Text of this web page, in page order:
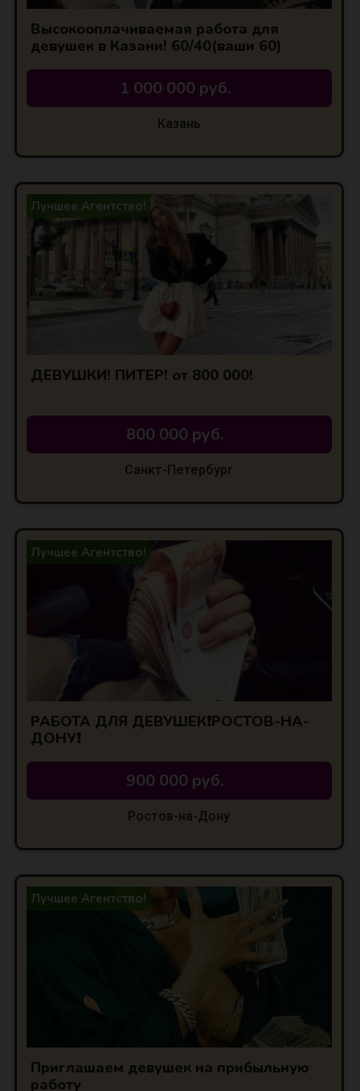
Высокооплачиваемая работа для
девушек в Казани! 60/40(ваши 60)
1 000 000 руб.
Казань
Лучшее Агентство!
ДЕВУШКИ! ПИТЕР! от 800 000!
800 000 руб.
Санкт-Петербург
Лучшее Агентство!
РАБОТА ДЛЯ ДЕВУШЕК❗РОСТОВ-НА-
ДОНУ❗
900 000 руб.
Ростов-на-Дону
Лучшее Агентство!
Приглашаем девушек на прибыльную
работу